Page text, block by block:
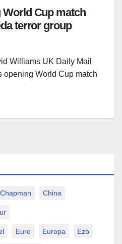
World Cup match
terror group
Williams UK Daily Mail
opening World Cup match
Chapman China
Euro Europa Ezb